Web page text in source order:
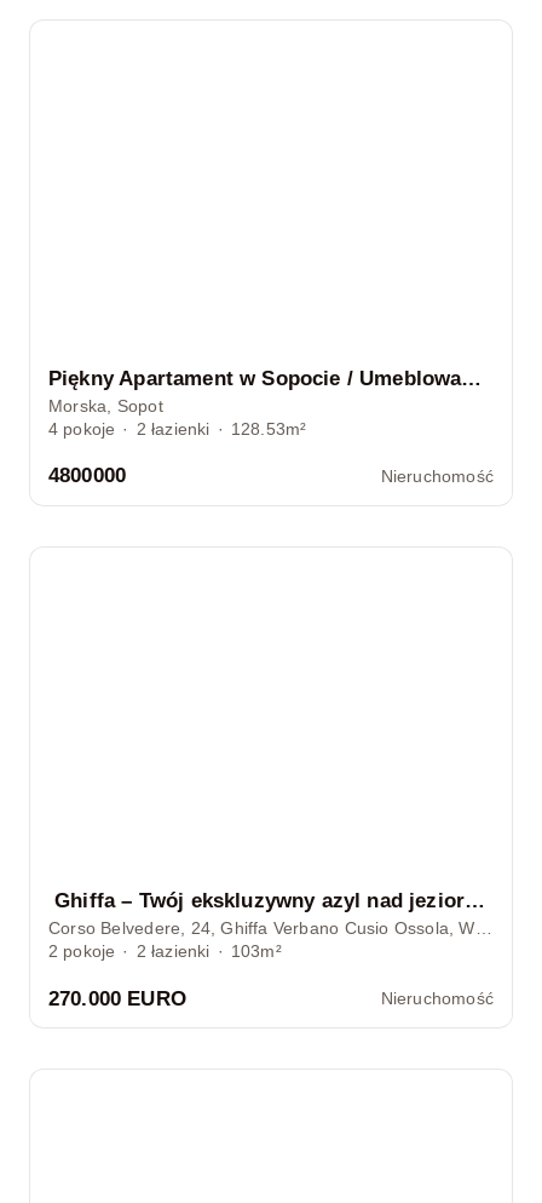
Piękny Apartament w Sopocie / Umeblowany / GARAŻ
Morska, Sopot
4 pokoje · 2 łazienki · 128.53m²
4800000 Nieruchomość
Ghiffa – Twój ekskluzywny azyl nad jeziorem Maggiore
Corso Belvedere, 24, Ghiffa Verbano Cusio Ossola, Włochy
2 pokoje · 2 łazienki · 103m²
270.000 EURO Nieruchomość